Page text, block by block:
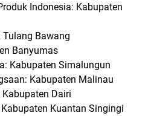
Indonesia: Kabupaten
Bawang
Banyumas
Kabupaten Simalungun
Kabupaten Malinau
Dairi
Kuantan Singingi